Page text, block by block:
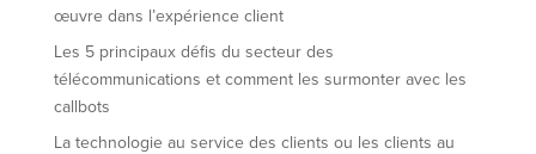
œuvre dans l’expérience client
Les 5 principaux défis du secteur des
télécommunications et comment les surmonter avec les
callbots
La technologie au service des clients ou les clients au